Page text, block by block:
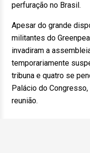
perfuração no Brasil.
Apesar do grande
militantes do
invadiram a
temporariamente
tribuna e quatro se
Palácio do
reunião.